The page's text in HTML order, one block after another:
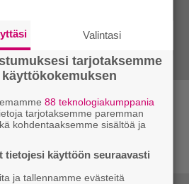
kuvaillaan
joka on
DualSense-ohjaimen
Valintasi
tarjotaksemme
88 teknologiakumppania
tarjotaksemme paremman
kohdentaaksemme sisältöä ja
tietojesi käyttöön seuraavasti
ja tallennamme evästeitä